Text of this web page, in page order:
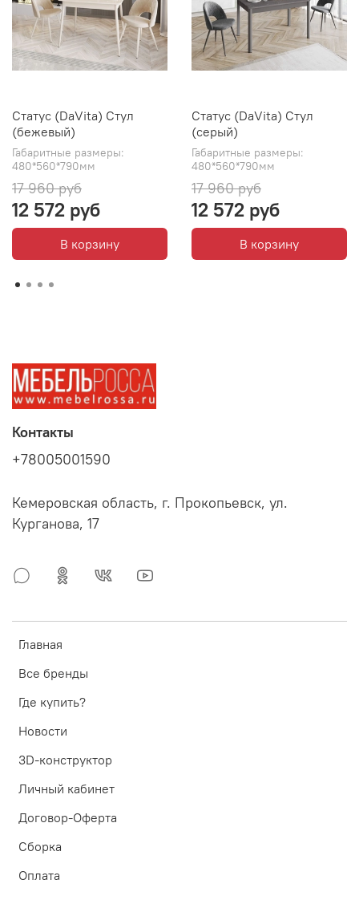
Статус (DaVita) Стул
(бежевый)
Габаритные размеры:
480*560*790мм
17 960 руб
12 572 руб
В корзину
Статус (DaVita) Стул
(серый)
Габаритные размеры:
480*560*790мм
17 960 руб
12 572 руб
В корзину
Главная
Все бренды
Где купить?
Новости
3D-конструктор
Личный кабинет
Договор-Оферта
Сборка
Оплата
Контакты
+78005001590
Кемеровская область, г. Прокопьевск, ул.
Курганова, 17